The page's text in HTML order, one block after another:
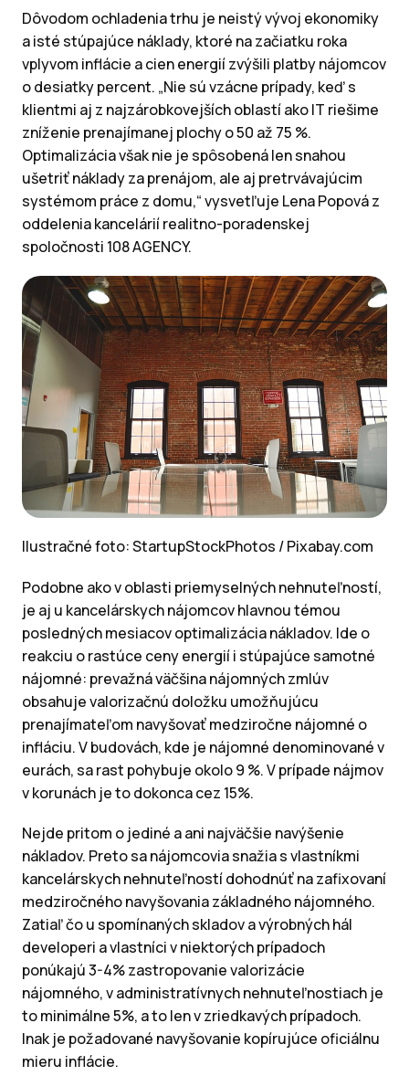
Dôvodom ochladenia trhu je neistý vývoj ekonomiky
a isté stúpajúce náklady, ktoré na začiatku roka
vplyvom inflácie a cien energií zvýšili platby nájomcov
o desiatky percent. „Nie sú vzácne prípady, keď s
klientmi aj z najzárobkovejších oblastí ako IT riešime
zníženie prenajímanej plochy o 50 až 75 %.
Optimalizácia však nie je spôsobená len snahou
ušetriť náklady za prenájom, ale aj pretrvávajúcim
systémom práce z domu,“ vysvetľuje Lena Popová z
oddelenia kancelárií realitno-poradenskej
spoločnosti 108 AGENCY.
Ilustračné foto: StartupStockPhotos / Pixabay.com
Podobne ako v oblasti priemyselných nehnuteľností,
je aj u kancelárskych nájomcov hlavnou témou
posledných mesiacov optimalizácia nákladov. Ide o
reakciu o rastúce ceny energií i stúpajúce samotné
nájomné: prevažná väčšina nájomných zmlúv
obsahuje valorizačnú doložku umožňujúcu
prenajímateľom navyšovať medziročne nájomné o
infláciu. V budovách, kde je nájomné denominované v
eurách, sa rast pohybuje okolo 9 %. V prípade nájmov
v korunách je to dokonca cez 15%.
Nejde pritom o jediné a ani najväčšie navýšenie
nákladov. Preto sa nájomcovia snažia s vlastníkmi
kancelárskych nehnuteľností dohodnúť na zafixovaní
medziročného navyšovania základného nájomného.
Zatiaľ čo u spomínaných skladov a výrobných hál
developeri a vlastníci v niektorých prípadoch
ponúkajú 3-4% zastropovanie valorizácie
nájomného, v administratívnych nehnuteľnostiach je
to minimálne 5%, a to len v zriedkavých prípadoch.
Inak je požadované navyšovanie kopírujúce oficiálnu
mieru inflácie.